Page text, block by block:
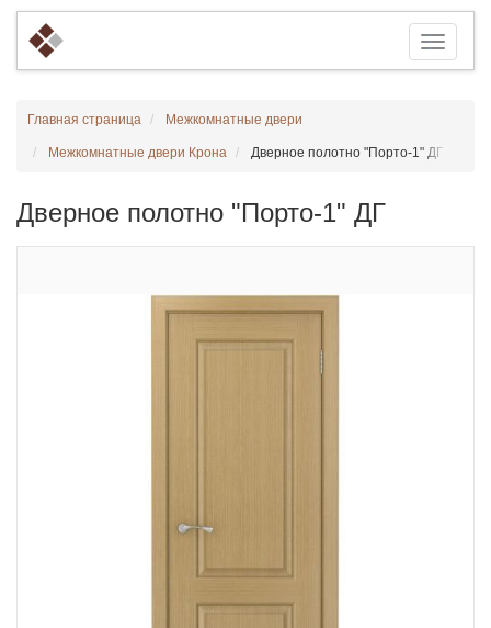
Главная страница Межкомнатные двери
Межкомнатные двери Крона Дверное полотно "Порто-1" ДГ
Дверное полотно "Порто-1" ДГ